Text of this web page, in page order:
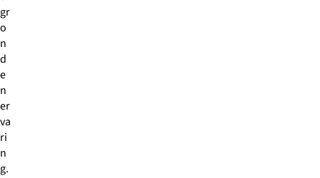
gr
o
n
d
e
n
er
va
ri
n
g.